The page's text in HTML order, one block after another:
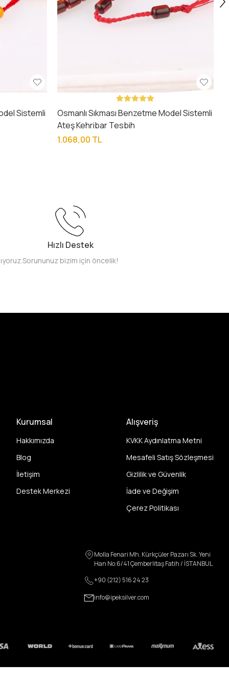
Sistemli
Osmanlı Sıkması Benzetme Model Sistemli
Ateş Kehribar Tesbih
1.068,00 TL
Hızlı Destek
Sorununuz bizim için öncelik!
Kurumsal
Hakkımızda
Blog
İletişim
Destek Merkezi
Alışveriş
KVKK Aydınlatma Metni
Mesafeli Satış Sözleşmesi
Gizlilik ve Güvenlik
İade ve Değişim
Çerez Politikası
Molla Fenari Mh. Kürkçüler Pazarı Sk. Yeni
Han No:6/41 Çemberlitaş Fatih / İSTANBUL
+90 (212) 516 24 23
info@ipeksilver.com